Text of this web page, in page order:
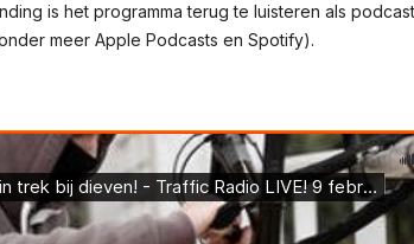
is het programma terug te luisteren als
meer Apple Podcasts en Spotify).